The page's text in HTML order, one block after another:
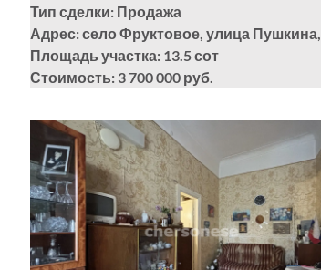
Тип сделки: Продажа
Адрес: село Фруктовое, улица Пушкина,
Площадь участка: 13.5сот
Стоимость: 3 700 000 руб.